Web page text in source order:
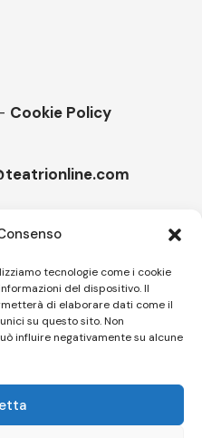
tecnologie come i cookie
del dispositivo. Il
di elaborare dati come il
su questo sito. Non
influire negativamente su alcune
Cookie Policy